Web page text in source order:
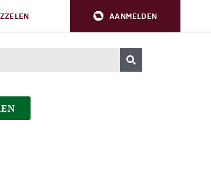
AANMELDEN